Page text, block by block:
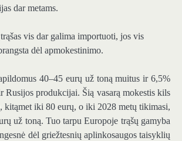
dar metams.
vis dar galima importuoti, jos vis
dėl apmokestinimo.
40–45 eurų už toną muitus ir 6,5%
Rusijos produkcijai. Šią vasarą mokestis kils
kitąmet iki 80 eurų, o iki 2028 metų tikimasi,
už toną. Tuo tarpu Europoje trąšų gamyba
dėl griežtesnių aplinkosaugos taisyklių